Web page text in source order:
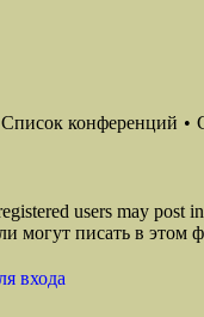
Список конференций •
users may post
могут писать в этом
входа